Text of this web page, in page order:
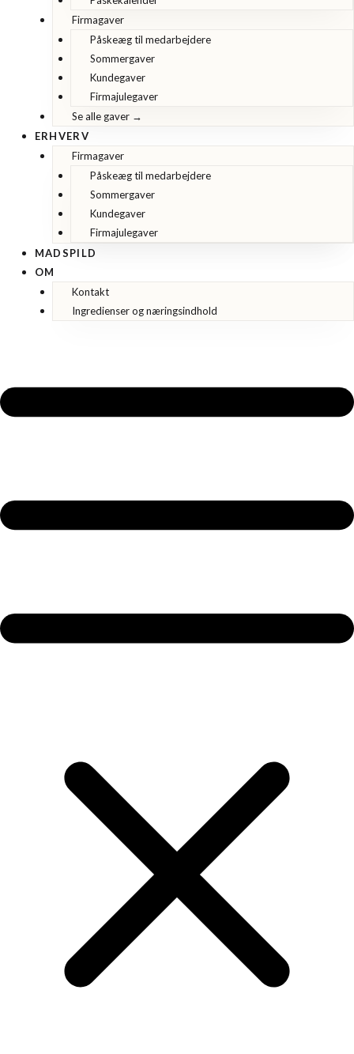
Firmagaver
Påskeæg til medarbejdere
Sommergaver
Kundegaver
Firmajulegaver
Se alle gaver →
ERHVERV
Firmagaver
Påskeæg til medarbejdere
Sommergaver
Kundegaver
Firmajulegaver
MADSPILD
OM
Kontakt
Ingredienser og næringsindhold